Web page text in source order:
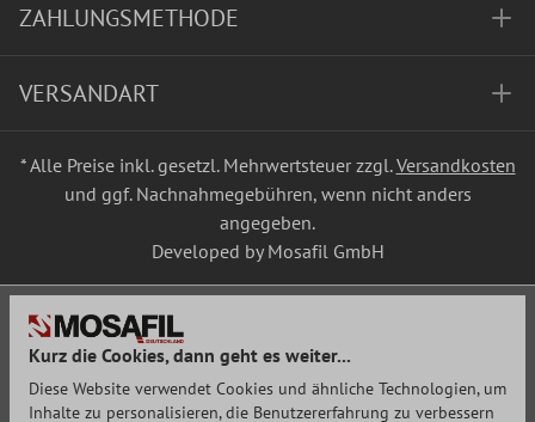
ZAHLUNGSMETHODE
VERSANDART
* Alle Preise inkl. gesetzl. Mehrwertsteuer zzgl.Versandkosten
und ggf. Nachnahmegebühren, wenn nicht anders
angegeben.
Developed by Mosafil GmbH
Kurz die Cookies, dann geht es weiter...
Diese Website verwendet Cookies und ähnliche Technologien, um
Inhalte zu personalisieren, die Benutzererfahrung zu verbessern